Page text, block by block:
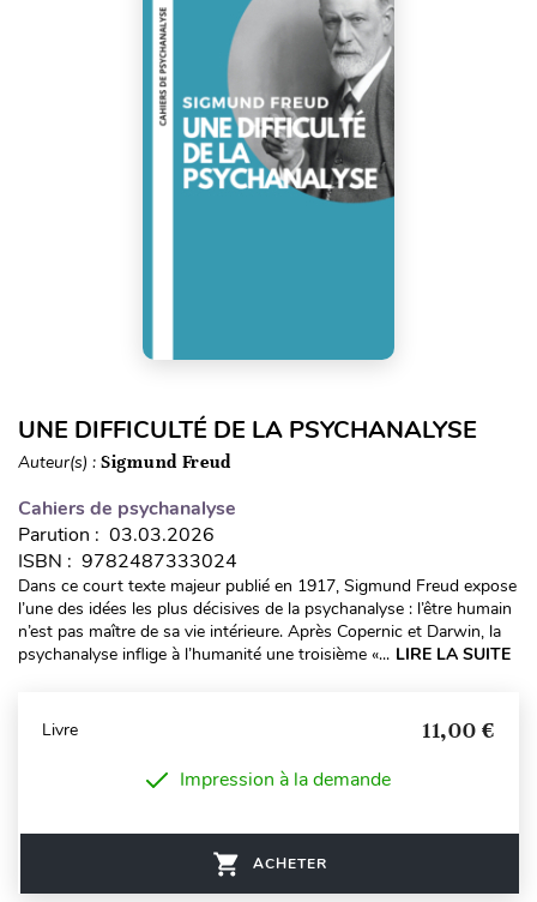
UNE DIFFICULTÉ DE LA PSYCHANALYSE
Auteur(s) : Sigmund Freud
Cahiers de psychanalyse
Parution : 03.03.2026
ISBN : 9782487333024
Dans ce court texte majeur publié en 1917, Sigmund Freud expose
l’une des idées les plus décisives de la psychanalyse : l’être humain
n’est pas maître de sa vie intérieure. Après Copernic et Darwin, la
psychanalyse inflige à l’humanité une troisième «... LIRE LA SUITE
Livre 11,00 €
Impression à la demande
ACHETER